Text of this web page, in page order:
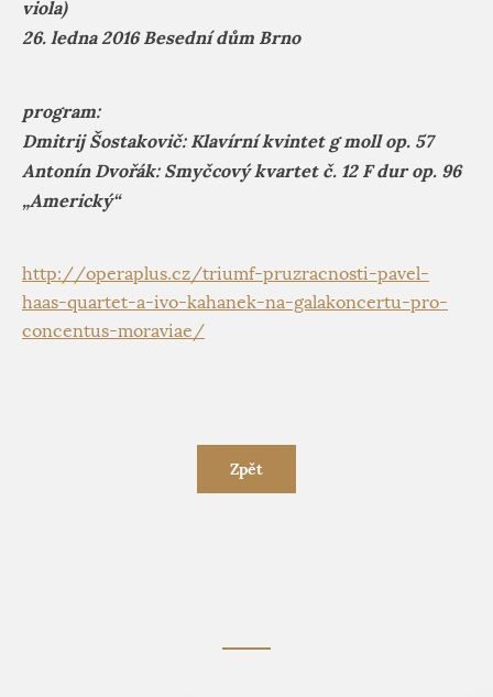
viola)
26. ledna 2016 Besední dům Brno
program:
Dmitrij Šostakovič: Klavírní kvintet g moll op. 57
Antonín Dvořák: Smyčcový kvartet č. 12 F dur op. 96
„Americký“
http://operaplus.cz/triumf-pruzracnosti-pavel-
haas-quartet-a-ivo-kahanek-na-galakoncertu-pro-
concentus-moraviae/
Zpět